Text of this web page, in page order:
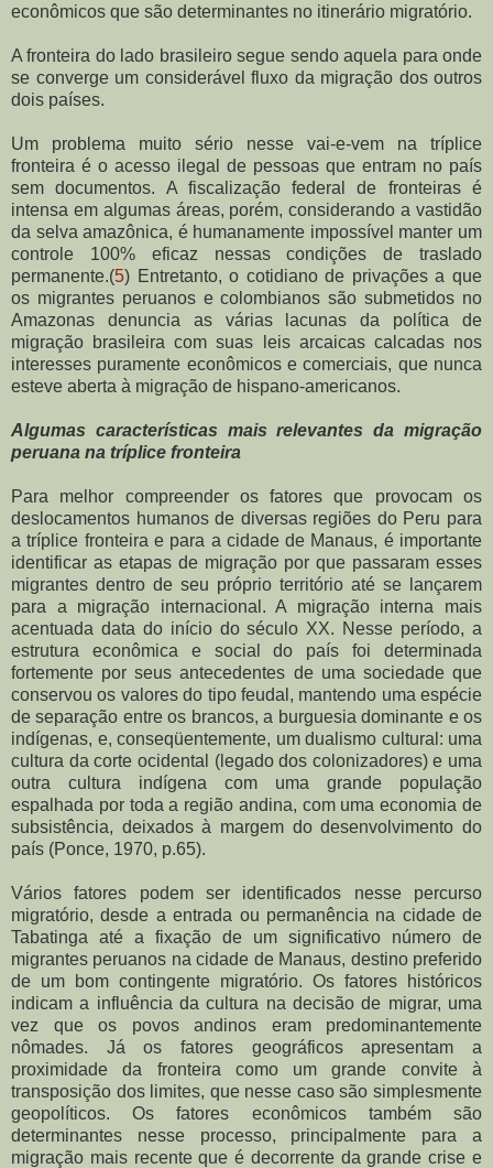
econômicos que são determinantes no itinerário migratório.
A fronteira do lado brasileiro segue sendo aquela para onde
se converge um considerável fluxo da migração dos outros
dois países.
Um problema muito sério nesse vai-e-vem na tríplice
fronteira é o acesso ilegal de pessoas que entram no país
sem documentos. A fiscalização federal de fronteiras é
intensa em algumas áreas, porém, considerando a vastidão
da selva amazônica, é humanamente impossível manter um
controle 100% eficaz nessas condições de traslado
permanente.(5) Entretanto, o cotidiano de privações a que
os migrantes peruanos e colombianos são submetidos no
Amazonas denuncia as várias lacunas da política de
migração brasileira com suas leis arcaicas calcadas nos
interesses puramente econômicos e comerciais, que nunca
esteve aberta à migração de hispano-americanos.
Algumas características mais relevantes da migração
peruana na tríplice fronteira
Para melhor compreender os fatores que provocam os
deslocamentos humanos de diversas regiões do Peru para
a tríplice fronteira e para a cidade de Manaus, é importante
identificar as etapas de migração por que passaram esses
migrantes dentro de seu próprio território até se lançarem
para a migração internacional. A migração interna mais
acentuada data do início do século XX. Nesse período, a
estrutura econômica e social do país foi determinada
fortemente por seus antecedentes de uma sociedade que
conservou os valores do tipo feudal, mantendo uma espécie
de separação entre os brancos, a burguesia dominante e os
indígenas, e, conseqüentemente, um dualismo cultural: uma
cultura da corte ocidental (legado dos colonizadores) e uma
outra cultura indígena com uma grande população
espalhada por toda a região andina, com uma economia de
subsistência, deixados à margem do desenvolvimento do
país (Ponce, 1970, p.65).
Vários fatores podem ser identificados nesse percurso
migratório, desde a entrada ou permanência na cidade de
Tabatinga até a fixação de um significativo número de
migrantes peruanos na cidade de Manaus, destino preferido
de um bom contingente migratório. Os fatores históricos
indicam a influência da cultura na decisão de migrar, uma
vez que os povos andinos eram predominantemente
nômades. Já os fatores geográficos apresentam a
proximidade da fronteira como um grande convite à
transposição dos limites, que nesse caso são simplesmente
geopolíticos. Os fatores econômicos também são
determinantes nesse processo, principalmente para a
migração mais recente que é decorrente da grande crise e